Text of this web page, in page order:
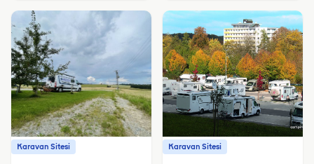
Karavan Sitesi Karavan Sitesi